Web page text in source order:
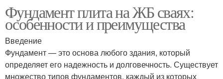
Фундамент плита на ЖБ сваях:
особенности и преимущества
Введение
Фундамент — это основа любого здания, который
определяет его надежность и долговечность. Существует
множество типов фундаментов, каждый из которых